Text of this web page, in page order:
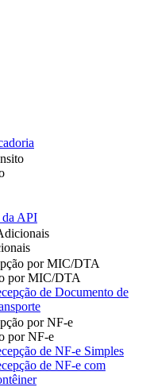
da API
por MIC/DTA
por MIC/DTA
de Documento de
por NF-e
por NF-e
de NF-e Simples
de NF-e com